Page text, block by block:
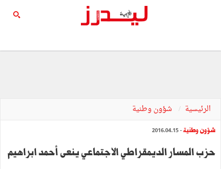
الرئيسية شؤون وطنية
شؤون وطنية- 2016.04.15
حزب المسار الديمقراطي الاجتماعي ينعى أحمد ابراهيم